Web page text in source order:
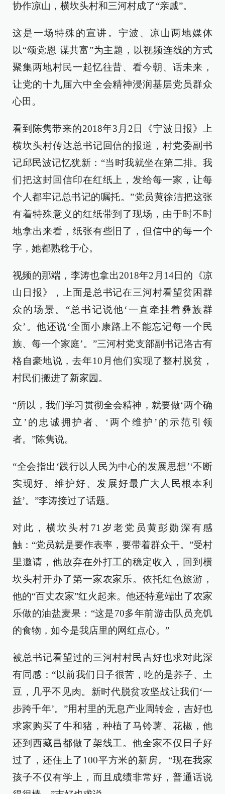
协作凉山，横坎头村和三河村成了“亲戚”。
这是一场特殊的宣讲。宁波、凉山两地媒体
以“颂党恩 谋共富”为主题，以视频连线的方式
聚集两地村民一起忆往昔、看今朝、话未来，
让党的十九届六中全会精神浸润基层党员群众
心田。
看到陈隽带来的2018年3月2日《宁波日报》上
横坎头村传达总书记回信的报道，村党委副书
记邱民波记忆犹新：“当时我就坐在第二排。我
们把这封回信印在红纸上，发给每一家，让每
个人都牢记总书记的嘱托。”党员黄徐洁把这张
有着特殊意义的红纸带到了现场，由于时不时
地拿出来看，纸张有些旧了，但信中的每一个
字，她都熟稔于心。
视频的那端，李涛也拿出2018年2月14日的《凉
山日报》，上面是总书记在三河村看望贫困群
众的场景。“总书记说他‘一直牵挂着彝族群
众’。他还说‘全面小康路上不能忘记每一个民
族、每一个家庭’。”三河村党支部副书记洛古有
格自豪地说，去年10月他们实现了整村脱贫，
村民们搬进了新家园。
“所以，我们学习贯彻全会精神，就要做‘两个确
立’的忠诚拥护者、‘两个维护’的示范引领
者。”陈隽说。
“全会指出‘践行以人民为中心的发展思想’‘不断
实现好、维护好、发展好最广大人民根本利
益’。”李涛接过了话题。
对此，横坎头村71岁老党员黄彭勋深有感
触：“党员就是要作表率，要带着群众干。”受村
里邀请，他放弃在外打工的稳定收入，回到横
坎头村开办了第一家农家乐。依托红色旅游，
他的“百丈农家”红火起来。他还特意端出了农家
乐做的油盐麦果：“这是70多年前游击队员充饥
的食物，如今是我店里的网红点心。”
被总书记看望过的三河村村民吉好也求对此深
有同感：“以前我们日子很苦，吃的是荞子、土
豆，几乎不见肉。新时代脱贫攻坚战让我们‘一
步跨千年’。”用村里的无息产业周转金，吉好也
求家购买了牛和猪，种植了马铃薯、花椒，他
还到西藏昌都做了架线工。他全家不仅日子好
过了，还住上了100平方米的新房。“现在我家
孩子不仅有学上，而且成绩非常好，普通话说